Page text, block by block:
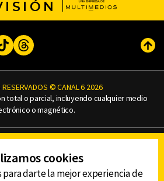
TikTokThreads
RESERVADOS © CANAL 6 2026
total o parcial, incluyendo cualquier medio
o magnético.
DE PRIVACIDAD
AVISO LEGAL
DE LAS AUDIENCIAS
cookies
darte la mejor experiencia de